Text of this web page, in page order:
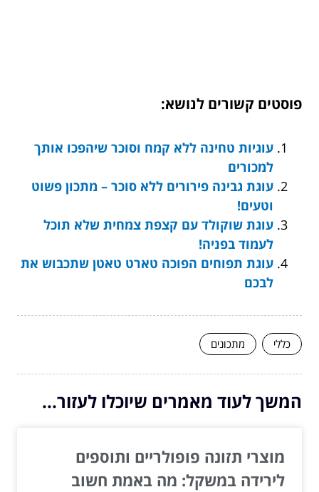
פוסטים קשורים לנושא:
עוגיות טחינה ללא קמח וסוכר שיהפכו אותך
למכורים
עוגת גבינה פירורים ללא סוכר – מתכון פשוט
וטעים!
עוגת שוקולד עם קצפת צמחית שלא תוכל
לעמוד בפניה!
עוגת תפוחים הפוכה טארט טאטן שתכבוש את
לבכם
כללי מתכונים
המשך לעוד מאמרים שיוכלו לעזור...
מוצרי תזונה פופולריים ותוספים
לירידה במשקל: מה באמת חשוב